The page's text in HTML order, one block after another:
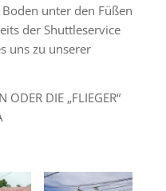
unter den Füßen
der Shuttleservice
uns zu unserer
ODER DIE „FLIEGER“